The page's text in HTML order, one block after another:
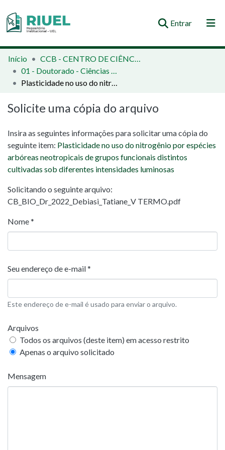
Entrar(current)
Orientações e Normas
Comunidades e Coleções
Início
CCB - CENTRO DE CIÊNCIAS BIOLÓGICAS
01 - Doutorado - Ciências Biológicas
Plasticidade no uso do nitrogênio por espécies arbóreas neotropicais de grupos funcionais distintos cultivadas sob diferentes intensidades luminosas
Solicite uma cópia do arquivo
Insira as seguintes informações para solicitar uma cópia do
seguinte item: Plasticidade no uso do nitrogênio por espécies
arbóreas neotropicais de grupos funcionais distintos
cultivadas sob diferentes intensidades luminosas
Solicitando o seguinte arquivo:
CB_BIO_Dr_2022_Debiasi_Tatiane_V TERMO.pdf
Nome *
Seu endereço de e-mail *
Este endereço de e-mail é usado para enviar o arquivo.
Arquivos
Todos os arquivos (deste item) em acesso restrito
Apenas o arquivo solicitado
Mensagem